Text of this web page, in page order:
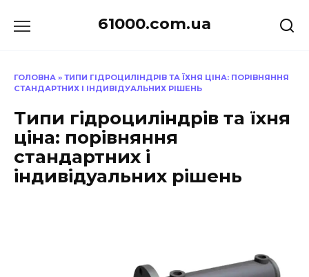
до
61000.com.ua
ГОЛОВНА » ТИПИ ГІДРОЦИЛІНДРІВ ТА ЇХНЯ ЦІНА: ПОРІВНЯННЯ
СТАНДАРТНИХ І ІНДИВІДУАЛЬНИХ РІШЕНЬ
Типи гідроциліндрів та їхня
ціна: порівняння
стандартних і
індивідуальних рішень